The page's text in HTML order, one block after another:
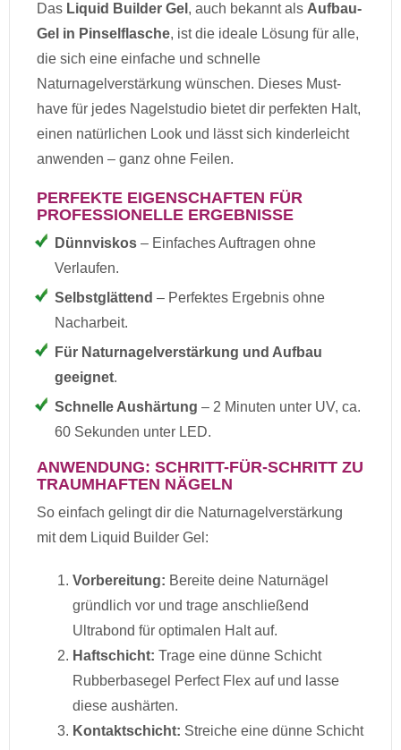
Das Liquid Builder Gel , auch bekannt als Aufbau-
Gel in Pinselflasche, ist die ideale Lösung für alle,
die sich eine einfache und schnelle
Naturnagelverstärkung wünschen. Dieses Must-
have für jedes Nagelstudio bietet dir perfekten Halt,
einen natürlichen Look und lässt sich kinderleicht
anwenden – ganz ohne Feilen.
PERFEKTE EIGENSCHAFTEN FÜR
PROFESSIONELLE ERGEBNISSE
Dünnviskos – Einfaches Auftragen ohne
Verlaufen.
Selbstglättend – Perfektes Ergebnis ohne
Nacharbeit.
Für Naturnagelverstärkung und Aufbau
geeignet.
Schnelle Aushärtung – 2 Minuten unter UV, ca.
60 Sekunden unter LED.
ANWENDUNG: SCHRITT-FÜR-SCHRITT ZU
TRAUMHAFTEN NÄGELN
So einfach gelingt dir die Naturnagelverstärkung
mit dem Liquid Builder Gel:
Vorbereitung: Bereite deine Naturnägel
gründlich vor und trage anschließend
Ultrabond für optimalen Halt auf.
Haftschicht: Trage eine dünne Schicht
Rubberbasegel Perfect Flex auf und lasse
diese aushärten.
Kontaktschicht: Streiche eine dünne Schicht